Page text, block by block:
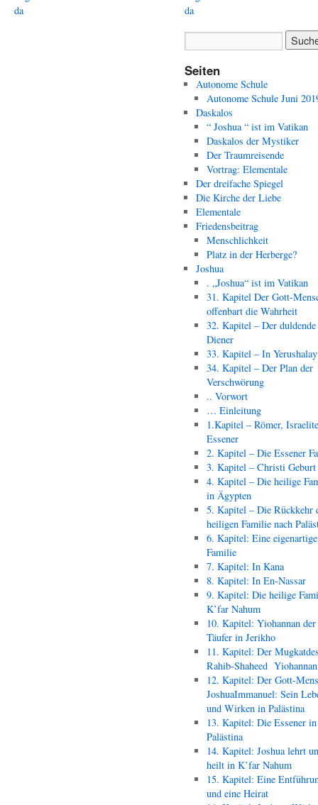
da
da
Seiten
Autonome Schule
Autonome Schule Juni
Daskalos
“ Joshua “ ist im Vatikan
Daskalos der Mystiker
Der Traumreisende
Vortrag: Elementale
Der dreifache Spiegel
Die Kirche der Liebe
Elementale
Friedensbeitrag
Menschlichkeit
Platz in der Herberge?
Joshua
. „Joshua“ ist im Vatikan
31. Kapitel Der Gott-
offenbart die Wahrheit
32. Kapitel – Der duldende
Diener
33. Kapitel – In
34. Kapitel – Der Plan der
Verschwörung
.. Vorwort
… Einleitung
1.Kapitel – Römer,
Essener
2. Kapitel – Die Essener
3. Kapitel – Christi Geburt
4. Kapitel – Die heilige
in Ägypten
5. Kapitel – Die Rückkehr
heiligen Familie nach
6. Kapitel: Eine eigenartige
Familie
7. Kapitel: In Kana
8. Kapitel: In En-Nassar
9. Kapitel: Die heilige
K’far Nahum
10. Kapitel: Yiohannan der
Täufer in Jerikho
11. Kapitel: Der
Rahib-Shaheed
12. Kapitel: Der Gott-
JoshuaImmanuel: Sein
und Wirken in Palästina
13. Kapitel: Die Essener in
Palästina
14. Kapitel: Joshua lehrt
heilt in K’far Nahum
15. Kapitel: Eine
und eine Heirat